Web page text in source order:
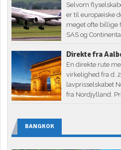
Selvom
er til europæiske
meget ofte billige
SAS og
Direkte fra
En direkte rute
virkelighed fra d.
lavprisselskabet
fra Nordjylland.
BANGKOK